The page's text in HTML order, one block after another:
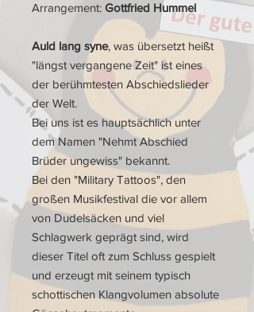
Arrangement: Gottfried Hummel
Auld lang syne, was übersetzt heißt
"längst vergangene Zeit" ist eines
der berühmtesten Abschiedslieder
der Welt.
Bei uns ist es hauptsächlich unter
dem Namen "Nehmt Abschied
Brüder ungewiss" bekannt.
Bei den "Military Tattoos", den
großen Musikfestival die vor allem
von Dudelsäcken und viel
Schlagwerk geprägt sind, wird
dieser Titel oft zum Schluss gespielt
und erzeugt mit seinem typisch
schottischen Klangvolumen absolute